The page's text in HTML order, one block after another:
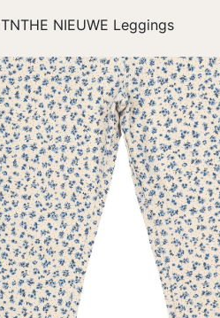
TNTHE NIEUWE Leggings